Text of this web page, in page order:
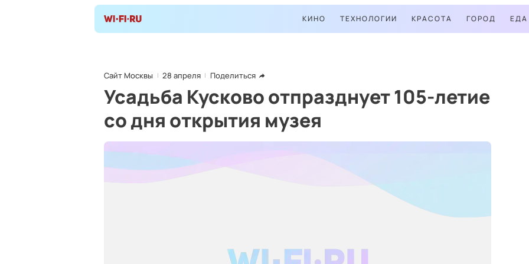
КИНО ТЕХНОЛОГИИ КРАСОТА ГОРОД ЕДА
Сайт Москвы 28 апреля Поделиться
Усадьба Кусково отпразднует 105-летие
со дня открытия музея